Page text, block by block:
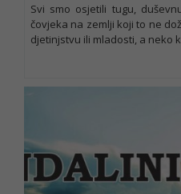
Svi smo osjetili tugu,
čovjeka na zemlji koji to ne
djetinjstvu ili mladosti, a neko